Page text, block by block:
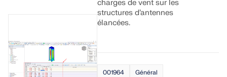
charges de vent sur les
structures d’antennes
élancées.
001964
Général